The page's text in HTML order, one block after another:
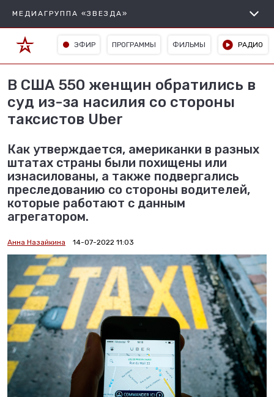
МЕДИАГРУППА «ЗВЕЗДА»
ЭФИР ПРОГРАММЫ ФИЛЬМЫ РАДИО
В США 550 женщин обратились в
суд из-за насилия со стороны
таксистов Uber
Как утверждается, американки в разных
штатах страны были похищены или
изнасилованы, а также подвергались
преследованию со стороны водителей,
которые работают с данным
агрегатором.
Анна Назайкина 14-07-2022 11:03